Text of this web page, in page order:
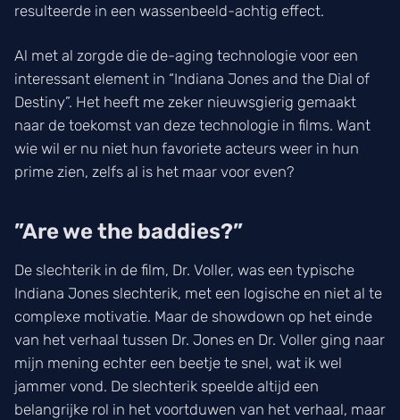
resulteerde in een wassenbeeld-achtig effect.
Al met al zorgde die de-aging technologie voor een
interessant element in “Indiana Jones and the Dial of
Destiny”. Het heeft me zeker nieuwsgierig gemaakt
naar de toekomst van deze technologie in films. Want
wie wil er nu niet hun favoriete acteurs weer in hun
prime zien, zelfs al is het maar voor even?
”Are we the baddies?”
De slechterik in de film, Dr. Voller, was een typische
Indiana Jones slechterik, met een logische en niet al te
complexe motivatie. Maar de showdown op het einde
van het verhaal tussen Dr. Jones en Dr. Voller ging naar
mijn mening echter een beetje te snel, wat ik wel
jammer vond. De slechterik speelde altijd een
belangrijke rol in het voortduwen van het verhaal, maar